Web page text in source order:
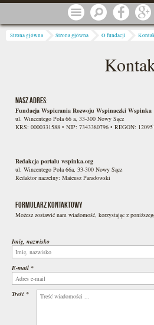
Przejdź do treści Menu Szukaj Facebook
Jesteś tutaj
Strona główna Strona główna O fundacji
Nasz adres:
Fundacja Wspierania Rozwoju Wspinaczki Wspinka
ul. Wincentego Pola 66 a, 33-300 Nowy Sącz
KRS: 0000331588 • NIP: 7343380796 • REGON:
Redakcja portalu wspinka.org
ul. Wincentego Pola 66a, 33-300 Nowy Sącz
Redaktor naczelny: Mateusz Paradowski
Formularz kontaktowy
Możesz zostawić nam wiadomość, korzystając z
Imię, nazwisko
E-mail *
Treść *